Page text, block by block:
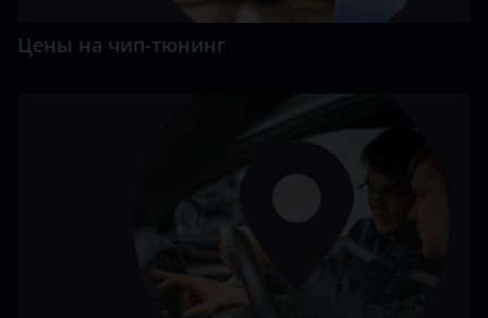
Цены на чип-тюнинг